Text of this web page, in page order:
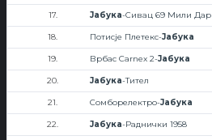
17. Јабука-Сивац 69 Мили Дар
18. Потисје Плетекс-Јабука
19. Врбас Carnex 2-Јабука
20. Јабука-Тител
21. Сомборелектро-Јабука
22. Јабука-Раднички 1958